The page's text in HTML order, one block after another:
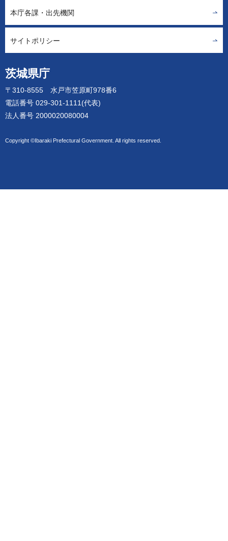
茨城県庁
〒310-8555 水戸市笠原町978番6
電話番号 029-301-1111(代表)
法人番号 2000020080004
Copyright ©Ibaraki Prefectural Government. All rights reserved.
本庁各課・出先機関
サイトポリシー